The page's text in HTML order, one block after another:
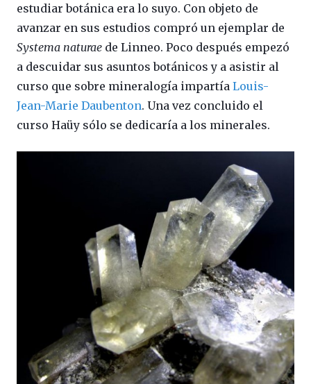
estudiar botánica era lo suyo. Con objeto de
avanzar en sus estudios compró un ejemplar de
Systema naturae de Linneo. Poco después empezó
a descuidar sus asuntos botánicos y a asistir al
curso que sobre mineralogía impartía Louis-
Jean-Marie Daubenton. Una vez concluido el
curso Haüy sólo se dedicaría a los minerales.